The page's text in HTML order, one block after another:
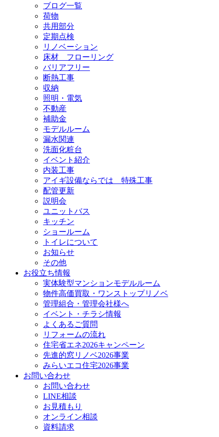
ブログ一覧
荷物
共用部分
定期点検
リノベーション
床材 フローリング
バリアフリー
断熱工事
収納
照明・電気
不動産
補助金
モデルルーム
漏水関連
洗面化粧台
イベント紹介
内装工事
アイギ設備ならでは 特殊工事
配管更新
説明会
ユニットバス
キッチン
ショールーム
トイレについて
お知らせ
その他
お役立ち情報
実体験型マンションモデルルーム
物件高価買取・ワンストップリノベ
管理組合・管理会社様へ
イベント・チラシ情報
よくあるご質問
リフォームの流れ
住宅省エネ2026キャンペーン
先進的窓リノベ2026事業
みらいエコ住宅2026事業
お問い合わせ
お問い合わせ
LINE相談
お見積もり
オンライン相談
資料請求